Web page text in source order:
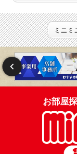
ミニミ
お部屋